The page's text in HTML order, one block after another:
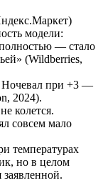
модели:
— стало
(Wildberries,
Ночевал при +3 —
2024).
колется.
совсем мало
температурах
но в целом
заявленной.